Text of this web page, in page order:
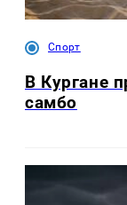
Спорт
В Кургане
самбо